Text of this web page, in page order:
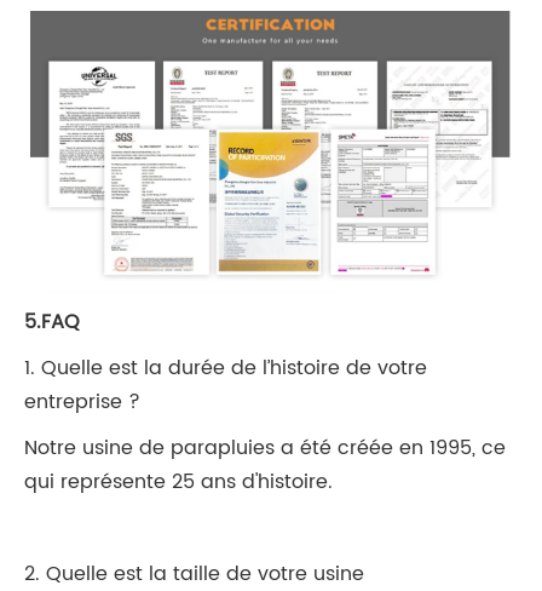
5.FAQ
1. Quelle est la durée de l’histoire de votre
entreprise ?
Notre usine de parapluies a été créée en 1995, ce
qui représente 25 ans d'histoire.
2. Quelle est la taille de votre usine